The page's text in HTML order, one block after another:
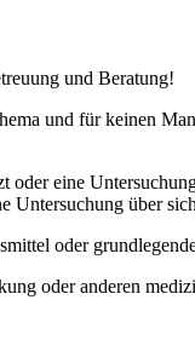
und Beratung!
und für keinen
oder eine
Untersuchung über
oder
oder anderen